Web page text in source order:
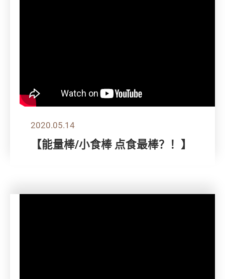
2020.05.14
【能量棒/小食棒 点食最棒？！】